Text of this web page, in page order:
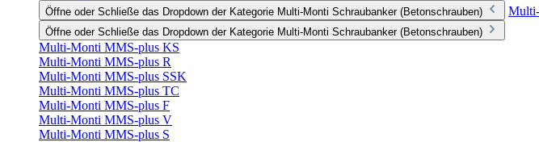
Öffne oder Schließe das Dropdown der Kategorie Multi-Monti Schraubanker (Betonschrauben)
Öffne oder Schließe das Dropdown der Kategorie Multi-Monti Schraubanker (Betonschrauben)
Multi-Monti MMS-plus KS
Multi-Monti MMS-plus R
Multi-Monti MMS-plus SSK
Multi-Monti MMS-plus TC
Multi-Monti MMS-plus F
Multi-Monti MMS-plus V
Multi-Monti MMS-plus S